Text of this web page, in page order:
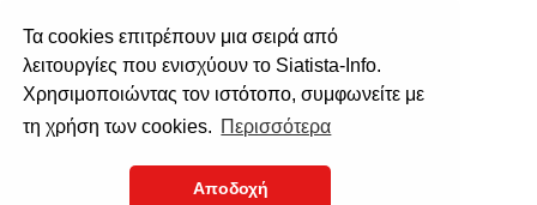
Τα cookies επιτρέπουν μια σειρά από
λειτουργίες που ενισχύουν το Siatista-Info.
Χρησιμοποιώντας τον ιστότοπο, συμφωνείτε με
τη χρήση των cookies. Περισσότερα
Αποδοχή